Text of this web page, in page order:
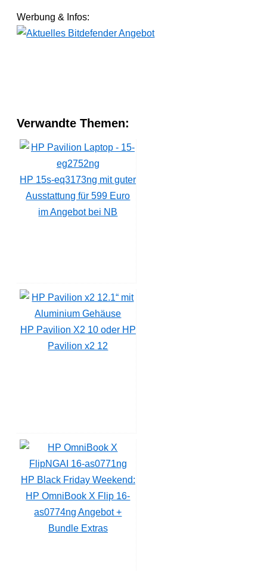
Werbung & Infos:
Verwandte Themen:
HP 15s-eq3173ng mit guter
Ausstattung für 599 Euro
im Angebot bei NB
HP Pavilion X2 10 oder HP
Pavilion x2 12
HP Black Friday Weekend:
HP OmniBook X Flip 16-
as0774ng Angebot +
Bundle Extras